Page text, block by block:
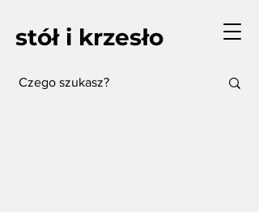
stół i krzesło